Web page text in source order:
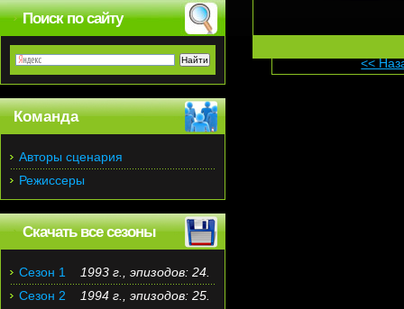
<<
Поиск по сайту
Команда
Авторы сценария
Режиссеры
Скачать все сезоны
Сезон 1
1993 г., эпизодов: 24.
Сезон 2
1994 г., эпизодов: 25.